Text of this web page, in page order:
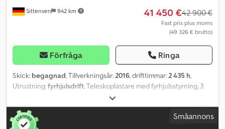
Sittensen 942 km 41 450 €42 900 €
Fast pris plus moms
(49 326 € brutto)
Förfråga Ringa
Skick: begagnad, Tillverkningsår:2016, drifttimmar:2 435 h,
Utrustning:fyrhjulsdrift, Teleskoplastare med fyrhjulsstyrning, 3
styrsätt, lyftkapacitet ca 3700 kg, räckvidd 16,70 m, hydrauliska
uttag fram, pallgaffel, gott skick SI85088 Vårt erbjudande gäller
generellt utan ny godkänd besiktning. Om ny besiktning önskas,
Småannons